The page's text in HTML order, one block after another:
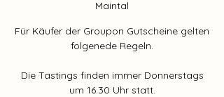
Maintal
Für Käufer der Groupon Gutscheine gelten
folgenede Regeln.
Die Tastings finden immer Donnerstags
um 16.30 Uhr statt.